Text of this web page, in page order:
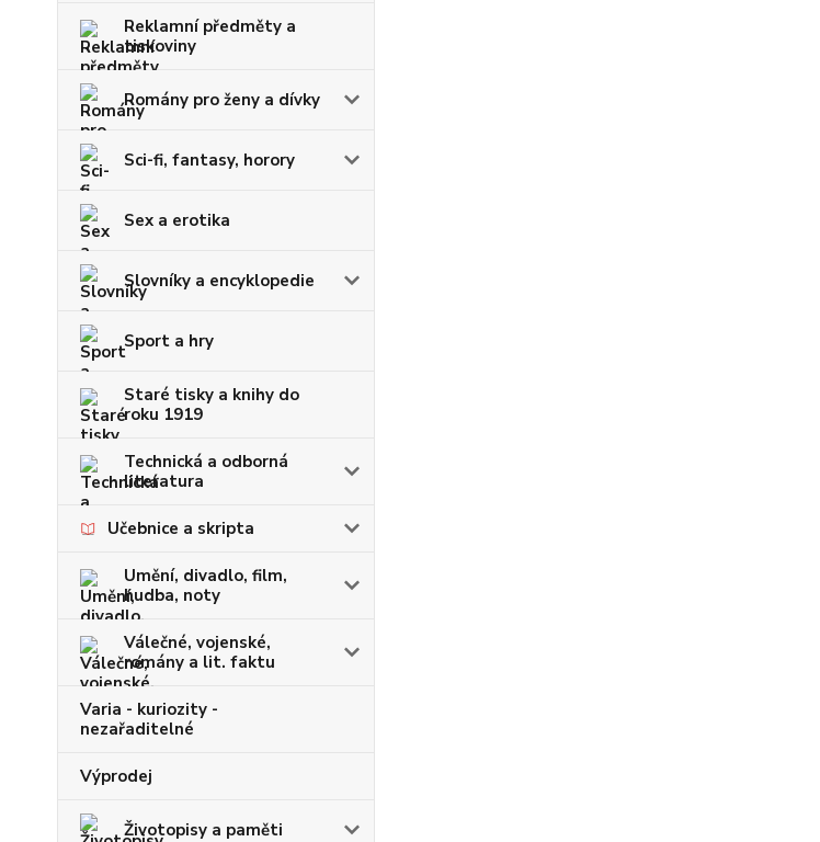
Reklamní předměty a
tiskoviny
Romány pro ženy a dívky
Sci-fi, fantasy, horory
Sex a erotika
Slovníky a encyklopedie
Sport a hry
Staré tisky a knihy do
roku 1919
Technická a odborná
literatura
Učebnice a skripta
Umění, divadlo, film,
hudba, noty
Válečné, vojenské,
romány a lit. faktu
Varia - kuriozity -
nezařaditelné
Výprodej
Životopisy a paměti